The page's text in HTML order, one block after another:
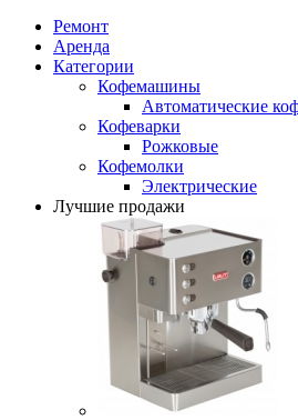
Ремонт
Аренда
Категории
Кофемашины
Автоматические
Кофеварки
Рожковые
Кофемолки
Электрические
Лучшие продажи